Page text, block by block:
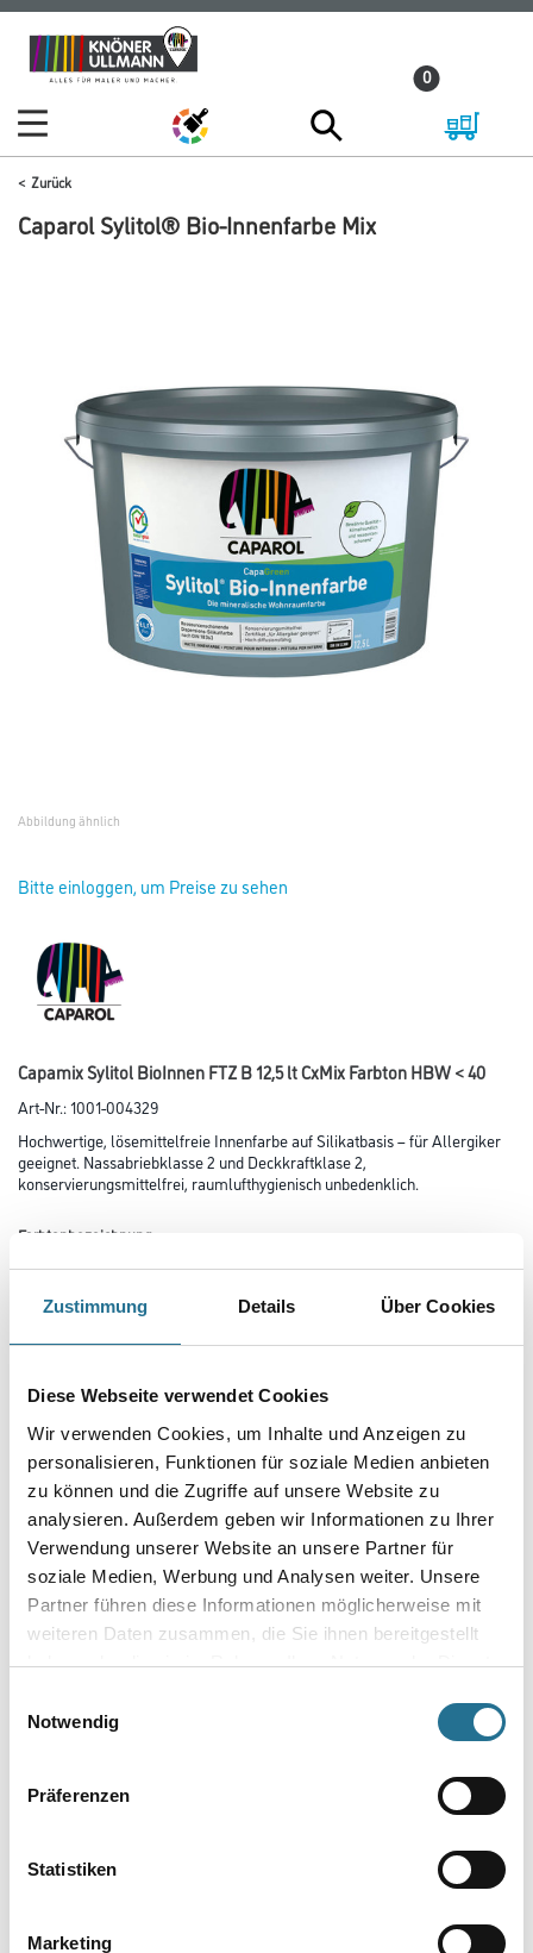
Zustimmung Details Über Cookies
Diese Webseite verwendet Cookies
Wir verwenden Cookies, um Inhalte und Anzeigen zu
personalisieren, Funktionen für soziale Medien anbieten
zu können und die Zugriffe auf unsere Website zu
analysieren. Außerdem geben wir Informationen zu Ihrer
Verwendung unserer Website an unsere Partner für
soziale Medien, Werbung und Analysen weiter. Unsere
Partner führen diese Informationen möglicherweise mit
weiteren Daten zusammen, die Sie ihnen bereitgestellt
haben oder die sie im Rahmen Ihrer Nutzung der Dienste
Notwendig
Präferenzen
Statistiken
Marketing
Zum
Inhalt
Zum
Navigationsmenü
0
Zurück
Caparol Sylitol® Bio-Innenfarbe Mix
Abbildung ähnlich
Bitte einloggen, um Preise zu sehen
Capamix Sylitol BioInnen FTZ B 12,5 lt CxMix Farbton HBW < 40
Art-Nr.:1001-004329
Hochwertige, lösemittelfreie Innenfarbe auf Silikatbasis – für Allergiker
geeignet. Nassabriebklasse 2 und Deckkraftklase 2,
konservierungsmittelfrei, raumlufthygienisch unbedenklich.
Farbtonbezeichnung
Umrechnungsfaktoren
Zur Farbauswahl für Ihren Wunschfarbton